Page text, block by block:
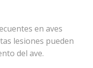
en aves
lesiones pueden
del ave.